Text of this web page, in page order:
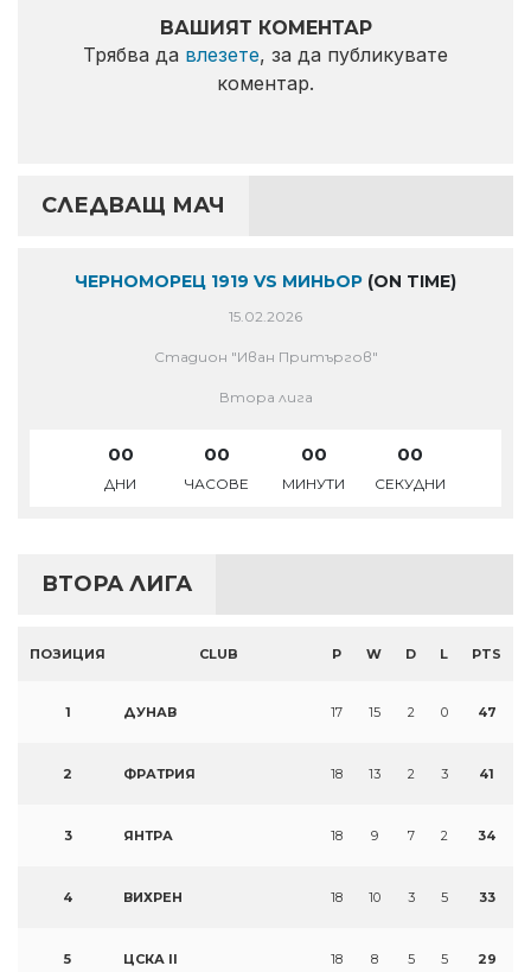
ВАШИЯТ КОМЕНТАР
Трябва да влезете, за да публикувате
коментар.
СЛЕДВАЩ МАЧ
ЧЕРНОМОРЕЦ 1919 VS МИНЬОР (ON TIME)
15.02.2026
Стадион "Иван Притъргов"
Втора лига
00
ДНИ
00
ЧАСОВЕ
00
МИНУТИ
00
СЕКУДНИ
ВТОРА ЛИГА
ПОЗИЦИЯ CLUB P W D L PTS
1 ДУНАВ 17 15 2 0 47
2 ФРАТРИЯ 18 13 2 3 41
3 ЯНТРА 18 9 7 2 34
4 ВИХРЕН 18 10 3 5 33
5 ЦСКА II 18 8 5 5 29